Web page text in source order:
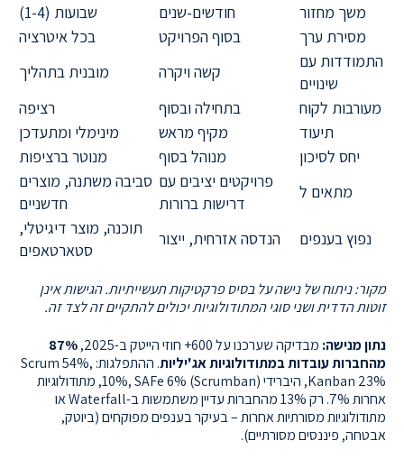
משך מחזור
חודשים-שנים
שבועות (1-4)
מסירת ערך
בסוף הפרויקט
בכל איטרציה
התמודדות עם
שינויים
קשה ויקרה
מובנית בתהליך
מעורבות לקוח
בתחילה ובסוף
רציפה
תיעוד
מקיף מראש
מינימלי ומתעדכן
יחס לסיכון
מנוהל בסוף
מנוטר ברציפות
מתאים ל
פרויקטים יציבים עם
דרישות ברורות
סביבה משתנה, מוצרים
חדשניים
נפוץ בענפים
הנדסה אזרחית, ייצור
תוכנה, מוצר דיגיטלי,
סטארטאפים
מקור: ניתוח של נישה על בסיס פרקטיקות תעשייתיות. הגישות אינן
זוטות הדדית ושני סוגי המתודולוגיות יכולים להתקיים זה לצד זה.
נתון מנישה: מבדיקה שערכנו על 600+ חוזי הייטק ב-2025,
87%
מהחברות עובדות במתודולוגיות אג'יליות
. ההתפלגות: Scrum 54%,
Kanban 23%, היברידי (Scrumban) 10%, SAFe 6%, מתודולוגיות
אחרות 7%. רק 13% מהחברות עדיין משתמשות ב-Waterfall או
מתודולוגיות מסורתיות אחרות – בעיקר בענפים מפוקחים (ביוטק,
אבטחה, פיננסים מסורתיים).